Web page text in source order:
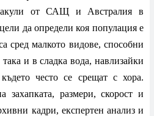
акули от САЩ и Австралия в
да определи коя популация е
сред малкото видове, способни
и в сладка вода, навлизайки
често се срещат с хора.
захапката, размери, скорост и
кадри, експертен анализ и